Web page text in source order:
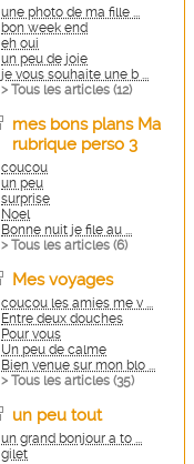
une photo de ma fille ...
bon week end
eh oui
un peu de joie
je vous souhaite une b ...
> Tous les articles (12)
mes bons plans Ma
rubrique perso 3
coucou
un peu
surprise
Noel
Bonne nuit je file au ...
> Tous les articles (6)
Mes voyages
coucou les amies me v ...
Entre deux douches
Pour vous
Un peu de calme
Bien venue sur mon blo ...
> Tous les articles (35)
un peu tout
un grand bonjour a to ...
gilet